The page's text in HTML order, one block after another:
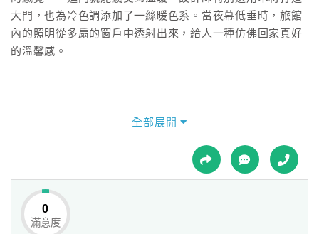
特
色
民
球
網
大門，也為冷色調添加了一絲暖色系。當夜幕低垂時，旅館
內的照明從多扇的窗戶中透射出來，給人一種仿佛回家真好
的溫馨感。
全部展開
0
滿意度